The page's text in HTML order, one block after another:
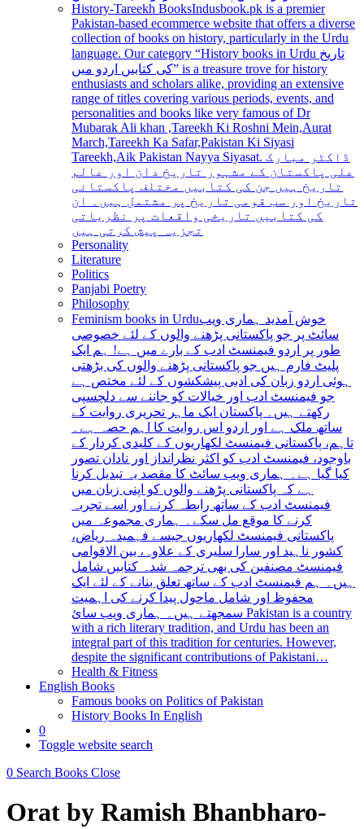
History-Tareekh BooksIndusbook.pk is a premier
Pakistan-based ecommerce website that offers a diverse
collection of books on history, particularly in the Urdu
language. Our category “History books in Urdu تاریخ
کی کتابیں اردو میں” is a treasure trove for history
enthusiasts and scholars alike, providing an extensive
range of titles covering various periods, events, and
personalities and books like very famous of Dr
Mubarak Ali khan ,Tareekh Ki Roshni Mein,Aurat
March,Tareekh Ka Safar,Pakistan Ki Siyasi
Tareekh,Aik Pakistan Nayya Siyasat. ڈاکٹر مبارک
علی پاکستان کے مشہور تاریخ دان اور عالم
تاریخ ہیں جن کی کتابیں مختلف پاکستانی
تاریخ اور سب قومی تاریخ پر مشتمل ہیں۔ ان
کی کتابیں تاریخی واقعات پر نظریاتی
تجزیہ پیش کرتی ہیں
Personality
Literature
Politics
Panjabi Poetry
Philosophy
Feminism books in Urduخوش آمدید ہماری ویب
سائٹ پر جو پاکستانی پڑھنے والوں کے لئے خصوصی
طور پر اردو فیمنسٹ ادب کے بارے میں ہے! ہم ایک
پلیٹ فارم ہیں جو پاکستانی پڑھنے والوں کی بڑھتی
ہوئی اردو زبان کی ادبی پیشکشوں کے لئے مختص ہے
جو فیمنسٹ ادب اور خیالات کو جاننے سے دلچسپی
رکھتے ہیں۔ پاکستان ایک ماہر تحریری روایت کے
ساتھ ملک ہے اور اردو اس روایت کا اہم حصہ ہے۔
تاہم، پاکستانی فیمنسٹ لکھاریوں کے کلیدی کردار کے
باوجود، فیمنسٹ ادب کو اکثر نظرانداز اور نادان تصور
کیا گیا ہے۔ ہماری ویب سائٹ کا مقصد یہ تبدیل کرنا
ہے کہ پاکستانی پڑھنے والوں کو اپنی زبان میں
فیمنسٹ ادب کے ساتھ رابطہ کرنے اور اسے تجربہ
کرنے کا موقع مل سکے۔ ہماری مجموعہ میں
پاکستانی فیمنسٹ لکھاریوں جیسے فہمیدہ ریاض،
کشور ناہید اور سارا سلیری کے علاوہ، بین الاقوامی
فیمنسٹ مصنفین کی بھی ترجمہ شدہ کتابیں شامل
ہیں۔ ہم فیمنسٹ ادب کے ساتھ تعلق بنانے کے لئے ایک
محفوظ اور شامل ماحول پیدا کرنے کی اہمیت
سمجھتے ہیں۔ ہماری ویب سائ Pakistan is a country
with a rich literary tradition, and Urdu has been an
integral part of this tradition for centuries. However,
despite the significant contributions of Pakistani…
Health & Fitness
English Books
Famous books on Politics of Pakistan
History Books In English
0
Toggle website search
0 Search Books Close
Orat by Ramish Bhanbharo-